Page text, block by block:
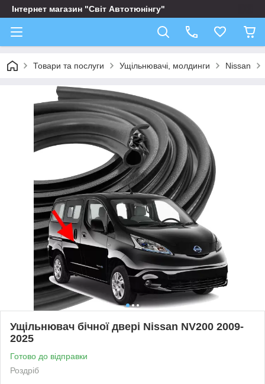
Інтернет магазин "Світ Автотюнінгу"
Товари та послуги Ущільнювачі, молдинги Nissan
Ущільнювач бічної двері Nissan NV200 2009-
2025
Готово до відправки
Роздріб